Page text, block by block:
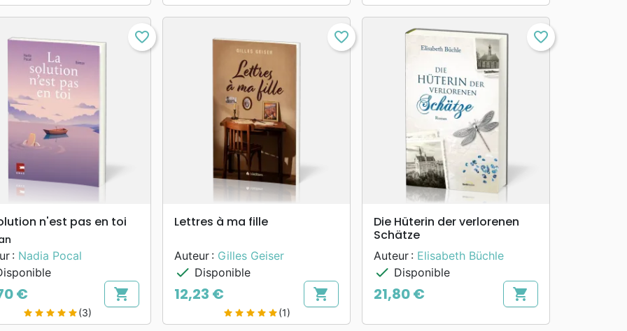
searchAPERÇU RAPIDE
favorite_border
n'est pas en toi
: Nadia Pocal
€ shopping_cart
star star star star star(3)
searchAPERÇU RAPIDE
favorite_border
Lettres à ma fille
Auteur : Gilles Geiser
check Disponible
Prix
12,23 € shopping_cart
star star star star star(1)
search APERÇU RAPIDE
favorite_border
Die Hüterin der verlorenen
Schätze
Auteur : Elisabeth Büchle
check Disponible
Prix
21,80 € shopping_cart